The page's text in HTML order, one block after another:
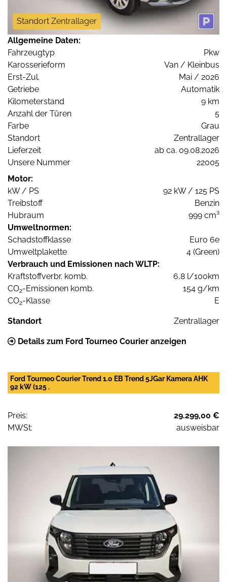
Standort Zentrallager
Allgemeine Daten:
Fahrzeugtyp
Pkw
Karosserieform
Van / Kleinbus
Erst-Zul.
Mai / 2026
Getriebe
Automatik
Kilometerstand
9 km
Anzahl der Türen
5
Farbe
Grau
Standort
Zentrallager
Lieferzeit
ab ca. 09.08.2026
Unsere Nummer
22005
Motor:
kW / PS
92 kW / 125 PS
Treibstoff
Benzin
Hubraum
999 cm³
Umweltnormen:
Schadstoffklasse
Euro 6e
Umweltplakette
4 (Green)
Verbrauch und Emissionen nach WLTP:
Kraftstoffverbr. komb.
6,8 l/100km
CO2-Emissionen komb.
154 g/km
CO2-Klasse E
Standort Zentrallager
Details zum Ford Tourneo Courier anzeigen
Ford Tourneo Courier Trend 1.0 EB Trend 5JGar Kamera AHK
92 kW (125 .
Preis:
29.299,00 €
MWSt:
ausweisbar